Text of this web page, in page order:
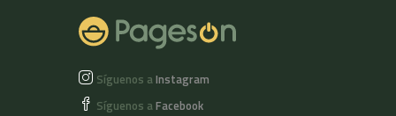
Síguenos aInstagram
Síguenos aFacebook